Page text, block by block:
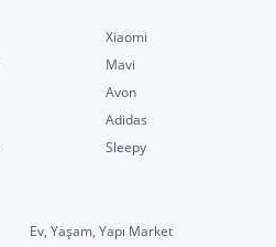
Xiaomi
Mavi
Avon
Adidas
Sleepy
Ev, Yaşam, Yapı Market